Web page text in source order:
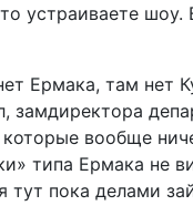
устраиваете
Ермака, там
вообще
типа Ермака не
пока делами